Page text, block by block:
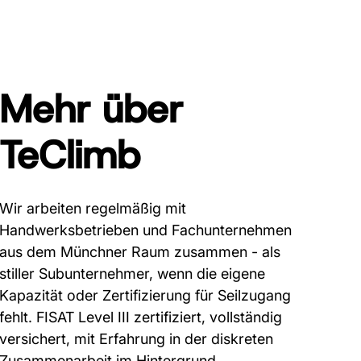
Mehr über
TeClimb
Wir arbeiten regelmäßig mit
Handwerksbetrieben und Fachunternehmen
aus dem Münchner Raum zusammen - als
stiller Subunternehmer, wenn die eigene
Kapazität oder Zertifizierung für Seilzugang
fehlt. FISAT Level III zertifiziert, vollständig
versichert, mit Erfahrung in der diskreten